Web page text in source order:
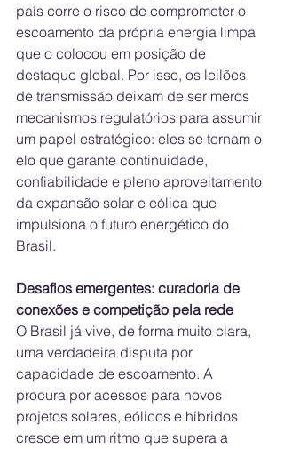
país corre o risco de comprometer o
escoamento da própria energia limpa
que o colocou em posição de
destaque global. Por isso, os leilões
de transmissão deixam de ser meros
mecanismos regulatórios para assumir
um papel estratégico: eles se tornam o
elo que garante continuidade,
confiabilidade e pleno aproveitamento
da expansão solar e eólica que
impulsiona o futuro energético do
Brasil.
Desafios emergentes: curadoria de
conexões e competição pela rede
O Brasil já vive, de forma muito clara,
uma verdadeira disputa por
capacidade de escoamento. A
procura por acessos para novos
projetos solares, eólicos e híbridos
cresce em um ritmo que supera a